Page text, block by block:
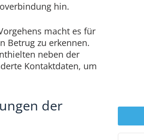
hin.
macht es für
Betrug zu erkennen.
neben der
Kontaktdaten, um
der